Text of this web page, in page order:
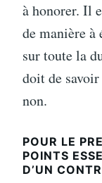
à honorer. Il
de manière
sur toute la
doit de
non.
POUR LE
POINTS
D’UN